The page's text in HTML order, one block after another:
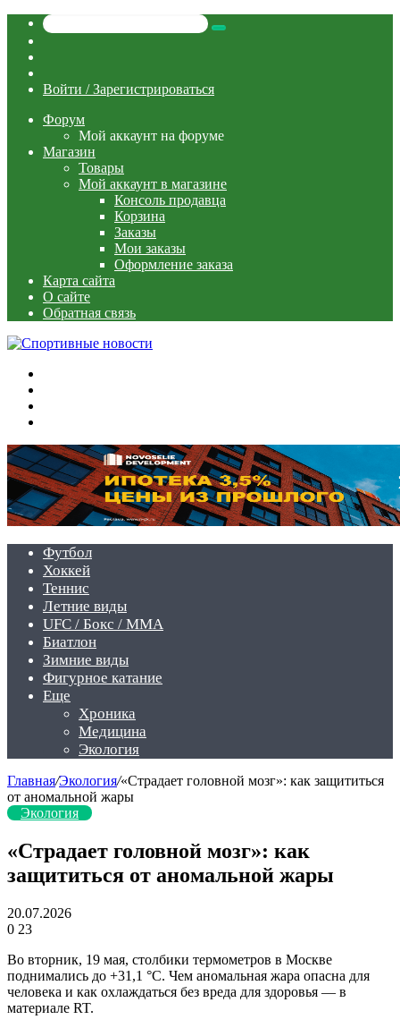
Искать
статья
Войти / Зарегистрироваться
Форум
Мой аккаунт на форуме
Магазин
Товары
Мой аккаунт в магазине
Консоль продавца
Корзина
Заказы
Мои заказы
Оформление заказа
Карта сайта
О сайте
Обратная связь
Футбол
Хоккей
Теннис
Летние виды
UFC / Бокс / MMA
Биатлон
Зимние виды
Фигурное катание
Еще
Хроника
Медицина
Экология
Главная/Экология/«Страдает головной мозг»: как защититься
от аномальной жары
Экология
«Страдает головной мозг»: как
защититься от аномальной жары
20.07.2026
0 23
Во вторник, 19 мая, столбики термометров в Москве
поднимались до +31,1 °C. Чем аномальная жара опасна для
человека и как охлаждаться без вреда для здоровья — в
материале RT.